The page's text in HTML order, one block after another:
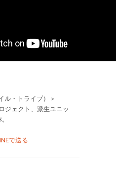
ル・トライブ）＞
ジェクト、派生ユニッ